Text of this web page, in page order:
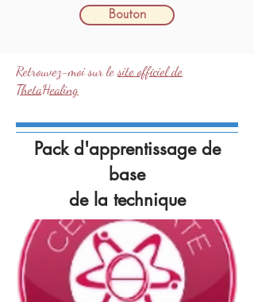
Bouton
Retrouvez-moi sur lesite officiel de
ThetaHealing
Pack d'apprentissage de
base
de la technique